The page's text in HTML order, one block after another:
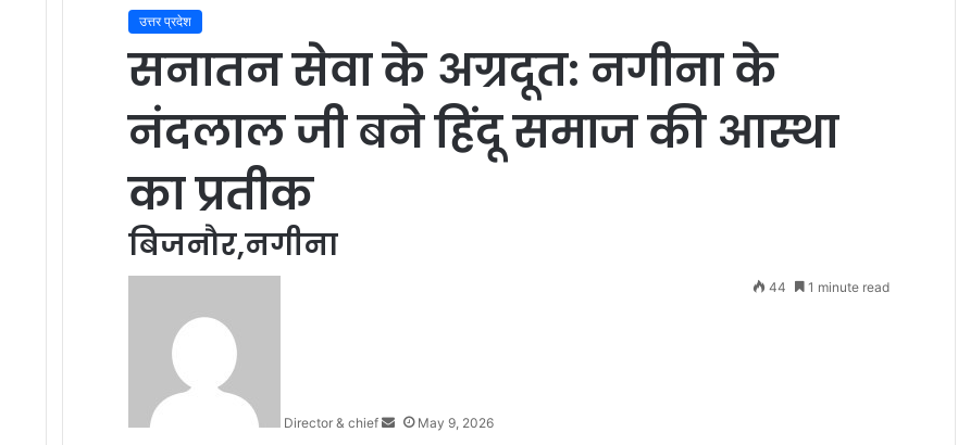
उत्तर प्रदेश
सनातन सेवा के अग्रदूत: नगीना के
नंदलाल जी बने हिंदू समाज की आस्था
का प्रतीक
बिजनौर,नगीना
Director & chief May 9, 2026
44 1 minute read